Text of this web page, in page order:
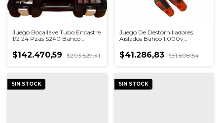
Juego Bocallave Tubo Encastre
1/2 24 Pzas S240 Bahco
$142.470,59 $203.529,41
Juego De Destornilladores
Aislados Bahco 1.000v
$41.286,83 $51.608,54
SIN STOCK SIN STOCK